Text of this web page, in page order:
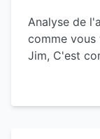
Analyse de
comme vous
Jim, C'est